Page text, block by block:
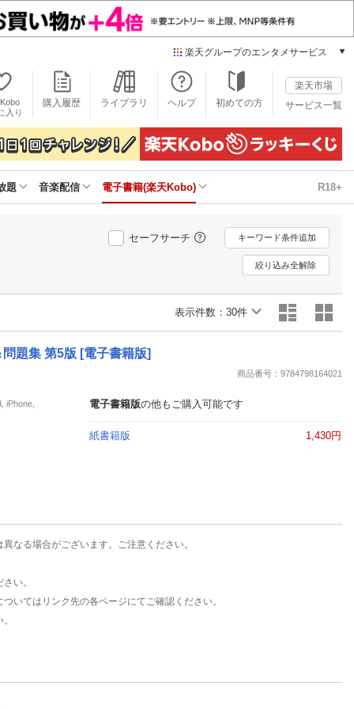
楽天グループのエンタメサービス
本/ゲーム/CD/DVD
楽天ブックス
電子書籍
楽天Kobo
雑誌読み放題
楽天ミュージック
動画配信
楽天TV
動画配信ガイド
Rチャンネル
エンタメニュース
入り
購入履歴 ライブラリ ヘルプ 初めての方
楽天市場
サービス一覧
題 音楽配信 電子書籍(楽天Kobo) R18+
セーフサーチ キーワード条件追加
絞り込み全解除
表示件数： 30件
題集 第5版 [電子書籍版]
商品番号：9784798164021
iPhone,
電子書籍版の他もご購入可能です
紙書籍版 1,430円
なる場合がございます。ご注意ください。
い。
いてはリンク先の各ページにてご確認ください。